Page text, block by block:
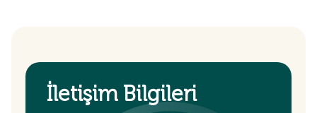
İletişim Bilgileri